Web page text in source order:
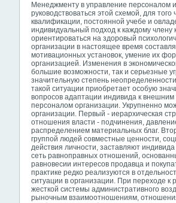
Менеджменту в управление персоналом
руководствоваться этой схемой, для
квалификации, постоянной учебе и
индивидуальный подход к каждому члену
ориентироваться на здоровый
организации в настоящее время
мотивационных установок, умение их
организацией. Изменения в
большие возможности, так и серьезные
значительную степень
такой ситуации приобретает особую
вопросов адаптации индивида к
персоналом организации. Укрупненно
организации. Первый - иерархическая
отношения власти - подчинения,
распределением материальных благ.
группой людей совместные ценности,
действия личности, заставляют
сеть равноправных отношений,
равновесии интересов продавца и
практике редко реализуются в
ситуации в организации. При переходе к
жесткой системы административного
рыночным взаимоотношениям,